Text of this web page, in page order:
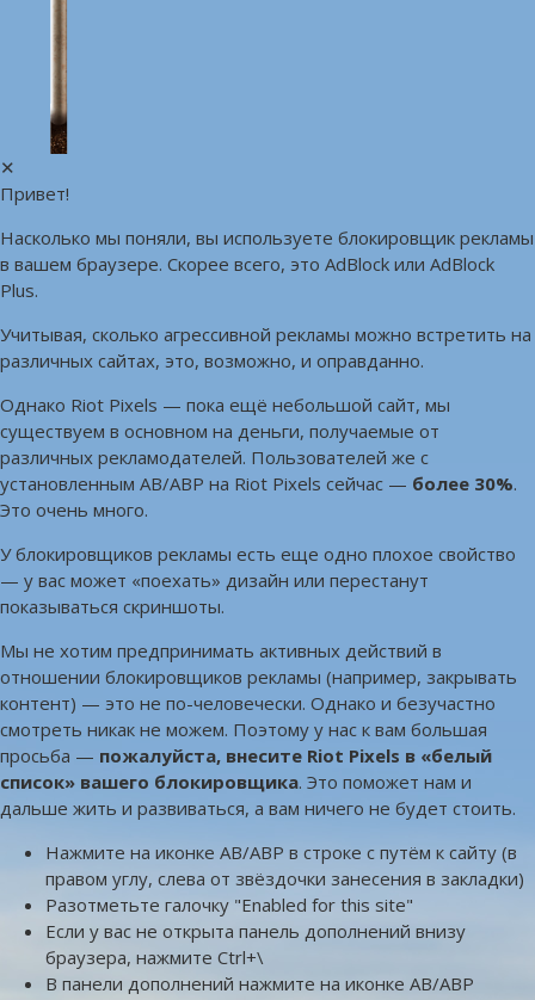
✕
Привет!
Насколько мы поняли, вы используете блокировщик рекламы
в вашем браузере. Скорее всего, это AdBlock или AdBlock
Plus.
Учитывая, сколько агрессивной рекламы можно встретить на
различных сайтах, это, возможно, и оправданно.
Однако Riot Pixels — пока ещё небольшой сайт, мы
существуем в основном на деньги, получаемые от
различных рекламодателей. Пользователей же с
установленным AB/ABP на Riot Pixels сейчас — более 30%.
Это очень много.
У блокировщиков рекламы есть еще одно плохое свойство
— у вас может «поехать» дизайн или перестанут
показываться скриншоты.
Мы не хотим предпринимать активных действий в
отношении блокировщиков рекламы (например, закрывать
контент) — это не по-человечески. Однако и безучастно
смотреть никак не можем. Поэтому у нас к вам большая
просьба — пожалуйста, внесите Riot Pixels в «белый
список» вашего блокировщика. Это поможет нам и
дальше жить и развиваться, а вам ничего не будет стоить.
Нажмите на иконке AB/ABP в строке с путём к сайту (в
правом углу, слева от звёздочки занесения в закладки)
Разотметьте галочку "Enabled for this site"
Если у вас не открыта панель дополнений внизу
браузера, нажмите Ctrl+\
В панели дополнений нажмите на иконке AB/ABP